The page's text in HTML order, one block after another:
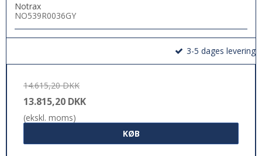
Notrax
NO539R0036GY
3-5 dages levering
14.615,20 DKK
13.815,20 DKK
(ekskl. moms)
KØB